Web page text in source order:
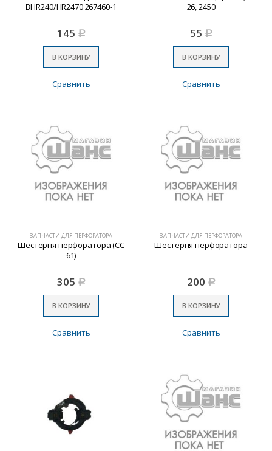
BHR240/HR2470 267460-1
145 Р
В КОРЗИНУ
Сравнить
26, 2450
55 Р
В КОРЗИНУ
Сравнить
ЗАПЧАСТИ ДЛЯ ПЕРФОРАТОРА
Шестерня перфоратора (СС
61)
305 Р
В КОРЗИНУ
Сравнить
ЗАПЧАСТИ ДЛЯ ПЕРФОРАТОРА
Шестерня перфоратора
200 Р
В КОРЗИНУ
Сравнить